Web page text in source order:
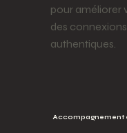
pour améliorer
des connexions
authentiques.
Accompagnement